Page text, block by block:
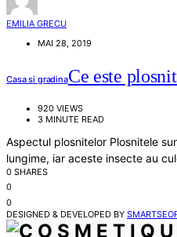
EMILIA GRECU
MAI 28, 2019
Casa si gradinaCe este
920 VIEWS
3 MINUTE READ
Aspectul plosnitelor Plosnitele
lungime, iar aceste insecte au
0 SHARES
0
0
DESIGNED & DEVELOPED BY